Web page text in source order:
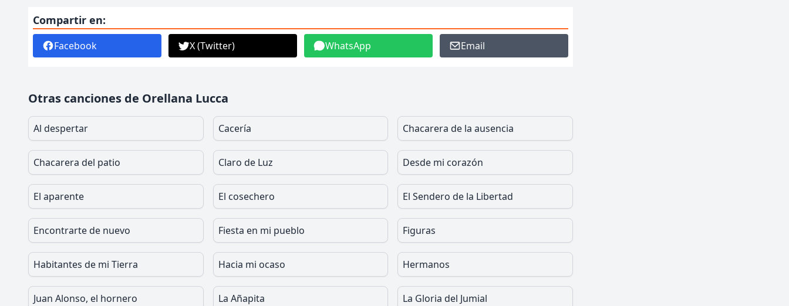
Compartir en:
Facebook X (Twitter) WhatsApp Email
Otras canciones de Orellana Lucca
Al despertar Cacería Chacarera de la ausencia
Chacarera del patio Claro de Luz Desde mi corazón
El aparente El cosechero El Sendero de la Libertad
Encontrarte de nuevo Fiesta en mi pueblo Figuras
Habitantes de mi Tierra Hacia mi ocaso Hermanos
Juan Alonso, el hornero La Añapita La Gloria del Jumial